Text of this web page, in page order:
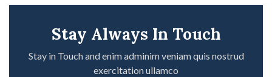
Stay Always In Touch
Stay in Touch and enim adminim veniam quis nostrud
exercitation ullamco